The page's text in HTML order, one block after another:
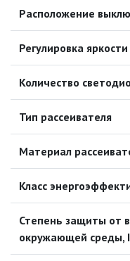
Расположение
Регулировка яркости
Количество
Тип рассеивателя
Материал
Класс
Степень защиты от
окружающей среды,